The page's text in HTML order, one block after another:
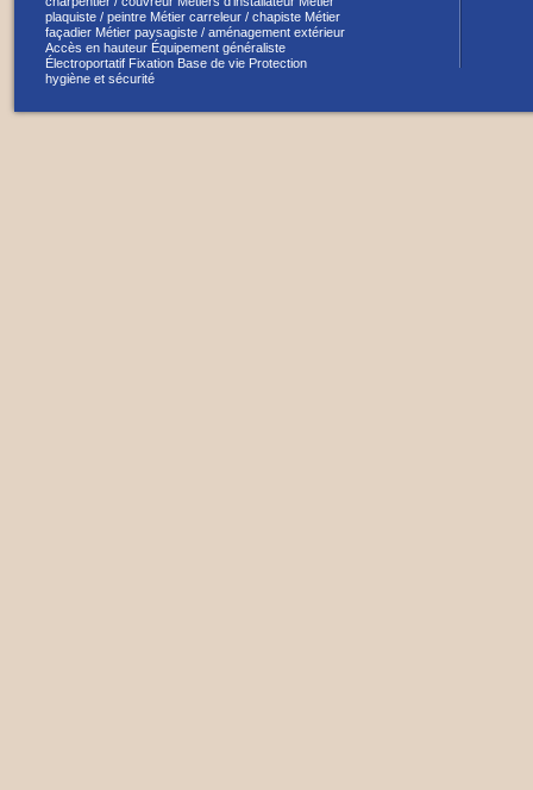
plaquiste / peintre Métier carreleur / chapiste Métier
façadier Métier paysagiste / aménagement extérieur
Accès en hauteur Équipement généraliste
Électroportatif Fixation Base de vie Protection
hygiène et sécurité